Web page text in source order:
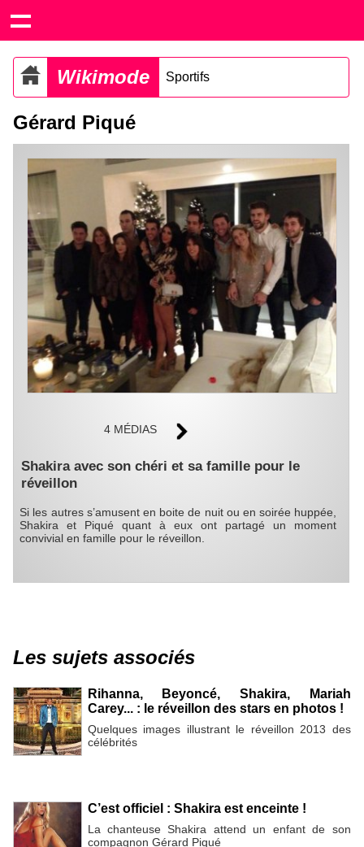
Wikimode Sportifs
Gérard Piqué
4 MÉDIAS
Shakira avec son chéri et sa famille pour le
réveillon
Si les autres s’amusent en boite de nuit ou en soirée huppée,
Shakira et Piqué quant à eux ont partagé un moment
convivial en famille pour le réveillon.
Les sujets associés
Rihanna, Beyoncé, Shakira, Mariah
Carey... : le réveillon des stars en photos !
Quelques images illustrant le réveillon 2013 des
célébrités
C’est officiel : Shakira est enceinte !
La chanteuse Shakira attend un enfant de son
compagnon Gérard Piqué